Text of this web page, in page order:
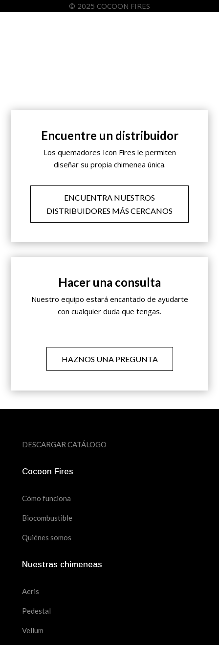
© 2025 COCOON FIRES
Encuentre un distribuidor
Los quemadores Icon Fires le permiten
diseñar su propia chimenea única.
ENCUENTRA NUESTROS
DISTRIBUIDORES MÁS CERCANOS
Hacer una consulta
Nuestro equipo estará encantado de ayudarte
con cualquier duda que tengas.
HAZNOS UNA PREGUNTA
DESCARGAR CATÁLOGO
Cocoon Fires
Cómo funciona
Biocombustible
Quiénes somos
Nuestras chimeneas
Aeris
Pedestal
Vellum